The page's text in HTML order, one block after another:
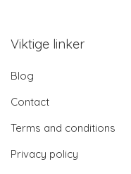
Viktige linker
Blog
Contact
Terms and conditions
Privacy policy